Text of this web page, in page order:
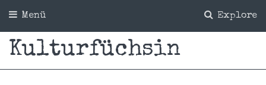
Explore
Menü
Kulturfüchsin